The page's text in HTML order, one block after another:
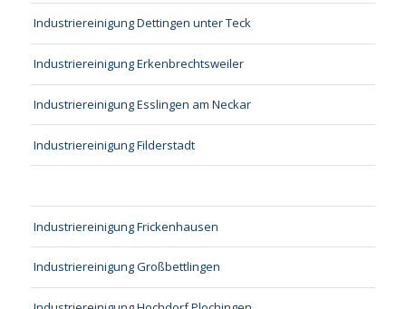
Industriereinigung Dettingen unter Teck
Industriereinigung Erkenbrechtsweiler
Industriereinigung Esslingen am Neckar
Industriereinigung Filderstadt
Industriereinigung Frickenhausen
Industriereinigung Großbettlingen